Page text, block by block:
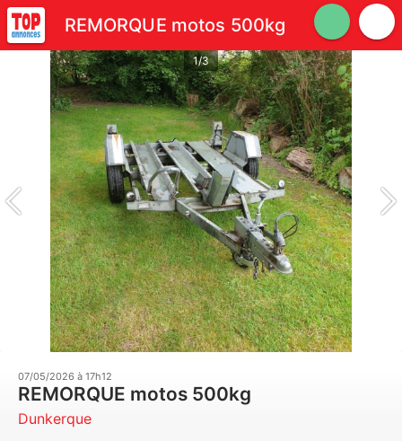
REMORQUE motos 500kg
1/3
07/05/2026 à 17h12
REMORQUE motos 500kg
Dunkerque